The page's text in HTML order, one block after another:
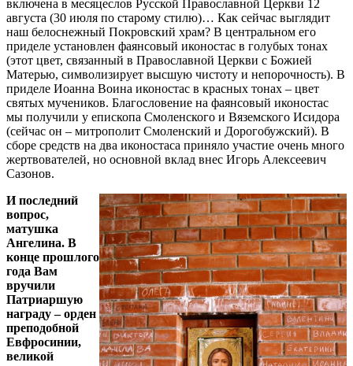
включена в месяцеслов Русской Православной Церкви 12
августа (30 июля по старому стилю)… Как сейчас выглядит
наш белоснежный Покровский храм? В центральном его
приделе установлен фаянсовый иконостас в голубых тонах
(этот цвет, связанный в Православной Церкви с Божией
Матерью, символизирует высшую чистоту и непорочность). В
приделе Иоанна Воина иконостас в красных тонах – цвет
святых мучеников. Благословение на фаянсовый иконостас
мы получили у епископа Смоленского и Вяземского Исидора
(сейчас он – митрополит Смоленский и Дорогобужский). В
сборе средств на два иконостаса приняло участие очень много
жертвователей, но основной вклад внес Игорь Алексеевич
Сазонов.
И последний
вопрос,
матушка
Ангелина. В
конце прошлого
года Вам
вручили
Патриаршую
награду – орден
преподобной
Евфросинии,
великой